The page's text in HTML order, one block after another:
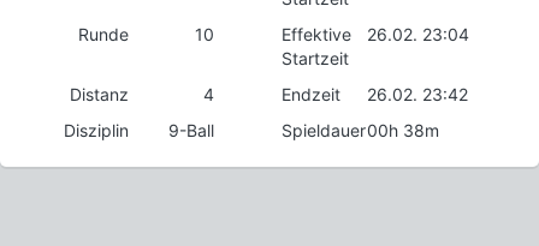
Runde 10
Effektive
Startzeit
26.02. 23:04
Distanz 4 Endzeit
26.02. 23:42
Disziplin
9-Ball Spieldauer00h 38m